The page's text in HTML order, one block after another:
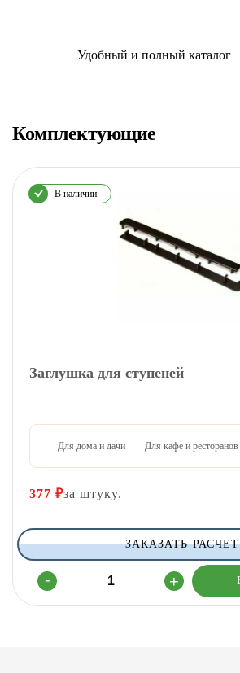
Удобный и полный каталог
Комплектующие
В наличии
Заглушка для ступеней
Для дома и дачи Для кафе и ресторанов
377 ₽за штуку.
ЗАКАЗАТЬ РАСЧЕТ